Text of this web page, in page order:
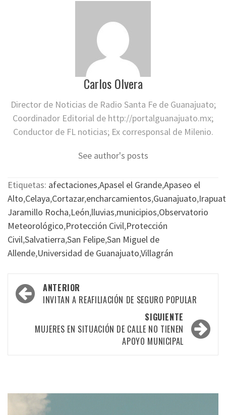
Carlos Olvera
Director de Noticias de Radio Santa Fe de Guanajuato;
Coordinador Editorial de http://portalguanajuato.mx;
Conductor de FL noticias; Ex corresponsal de Milenio.
See author's posts
Etiquetas: afectaciones,Apasel el Grande,Apaseo el
Alto,Celaya,Cortazar,encharcamientos,Guanajuato,
Jaramillo Rocha,León,lluvias,municipios,Observatorio
Meteorológico,Protección Civil,Protección
Civil,Salvatierra,San Felipe,San Miguel de
Allende,Universidad de Guanajuato,Villagrán
Navegación
por
entradas
ANTERIOR
INVITAN A REAFILIACIÓN DE SEGURO POPULAR
SIGUIENTE
MUJERES EN SITUACIÓN DE CALLE NO TIENEN
APOYO MUNICIPAL